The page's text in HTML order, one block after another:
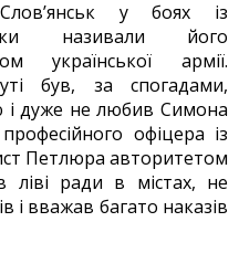
у боях із
називали його
української армії.
був, за спогадами,
дуже не любив Симона
офіцера із
Петлюра авторитетом
ліві ради в містах, не
і вважав багато наказів